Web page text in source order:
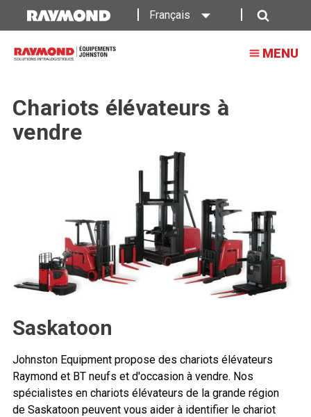
Français
MENU
Chariots élévateurs à
vendre
Saskatoon
Johnston Equipment propose des chariots élévateurs
Raymond et BT neufs et d'occasion à vendre. Nos
spécialistes en chariots élévateurs de la grande région
de Saskatoon peuvent vous aider à identifier le chariot